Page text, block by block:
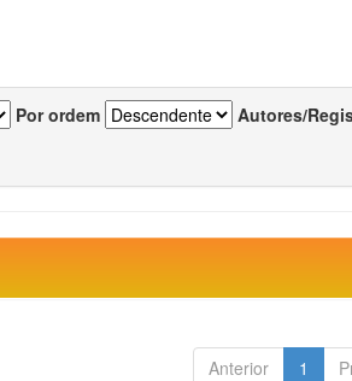
Por ordem Autores/
Anterior 1